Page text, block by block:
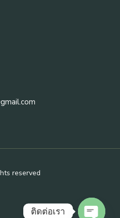
reserved
ติดต่อเรา